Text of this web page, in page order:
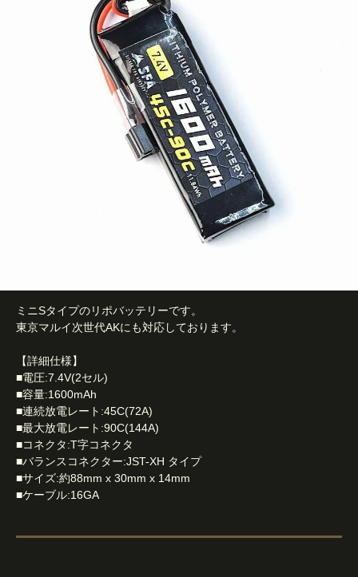
ミニSタイプのリポバッテリーです。
東京マルイ次世代AKにも対応しております。
【詳細仕様】
■電圧:7.4V(2セル)
■容量:1600mAh
■連続放電レート:45C(72A)
■最大放電レート:90C(144A)
■コネクタ:T字コネクタ
■バランスコネクター:JST-XH タイプ
■サイズ:約88mm x 30mm x 14mm
■ケーブル:16GA